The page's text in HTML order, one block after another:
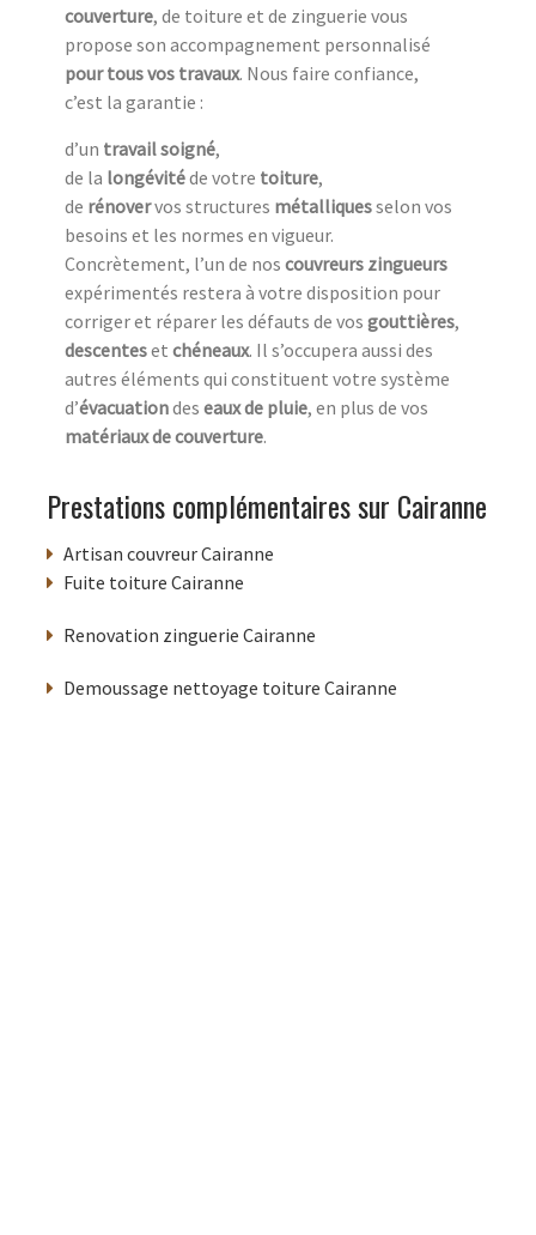
couverture, de toiture et de zinguerie vous
propose son accompagnement personnalisé
pour tous vos travaux. Nous faire confiance,
c’est la garantie :
d’un travail soigné,
de la longévitéde votre toiture,
de rénovervos structures métalliquesselon vos
besoins et les normes en vigueur.
Concrètement, l’un de nos couvreurs zingueurs
expérimentés restera à votre disposition pour
corriger et réparer les défauts de vos gouttières,
descenteset chéneaux. Il s’occupera aussi des
autres éléments qui constituent votre système
d’évacuationdes eaux de pluie, en plus de vos
matériaux de couverture.
Prestations complémentaires sur Cairanne
Artisan couvreur Cairanne
Fuite toiture Cairanne
Renovation zinguerie Cairanne
Demoussage nettoyage toiture Cairanne